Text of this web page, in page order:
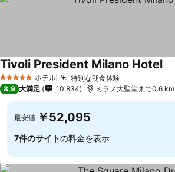
5 ホテルのランク
ホテル 特別な朝食体験
Tivoli President Milano Hotel
8.9 大満足 10,834 ミラノ大聖堂まで0.6 km
最安値 ￥52,095
7件のサイトの料金を表示